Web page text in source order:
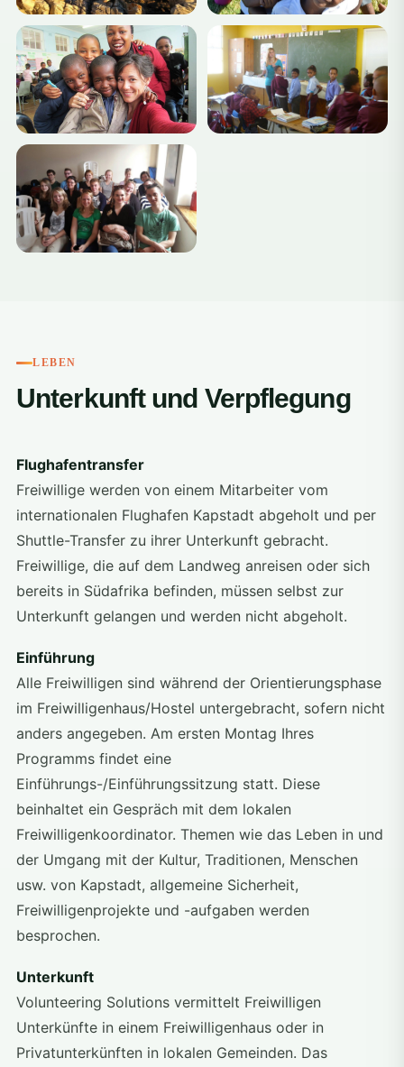
LEBEN
Unterkunft und Verpflegung
Flughafentransfer
Freiwillige werden von einem Mitarbeiter vom
internationalen Flughafen Kapstadt abgeholt und per
Shuttle-Transfer zu ihrer Unterkunft gebracht.
Freiwillige, die auf dem Landweg anreisen oder sich
bereits in Südafrika befinden, müssen selbst zur
Unterkunft gelangen und werden nicht abgeholt.
Einführung
Alle Freiwilligen sind während der Orientierungsphase
im Freiwilligenhaus/Hostel untergebracht, sofern nicht
anders angegeben. Am ersten Montag Ihres
Programms findet eine
Einführungs-/Einführungssitzung statt. Diese
beinhaltet ein Gespräch mit dem lokalen
Freiwilligenkoordinator. Themen wie das Leben in und
der Umgang mit der Kultur, Traditionen, Menschen
usw. von Kapstadt, allgemeine Sicherheit,
Freiwilligenprojekte und -aufgaben werden
besprochen.
Unterkunft
Volunteering Solutions vermittelt Freiwilligen
Unterkünfte in einem Freiwilligenhaus oder in
Privatunterkünften in lokalen Gemeinden. Das